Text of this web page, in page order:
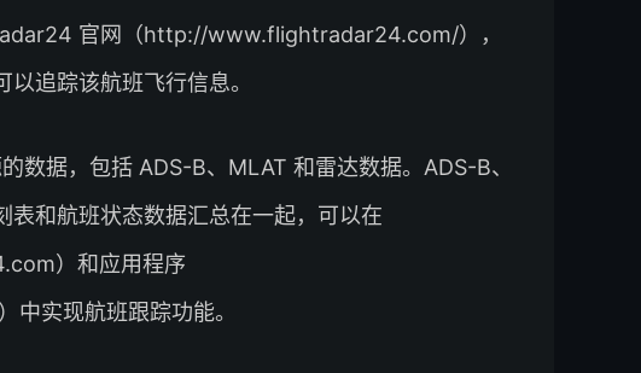
官网（http://www.flightradar24.com/），
追踪该航班飞行信息。
数据，包括 ADS-B、MLAT 和雷达数据。ADS-B、
和航班状态数据汇总在一起，可以在
）和应用程序
实现航班跟踪功能。